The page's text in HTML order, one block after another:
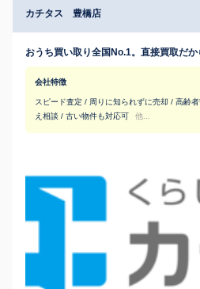
カチタス 豊橋店
おうち買い取り全国No.1。直接買取だか
会社特徴
スピード査定 / 周りに知られずに売却 / 高齢
え相談 / 古い物件も対応可
他...